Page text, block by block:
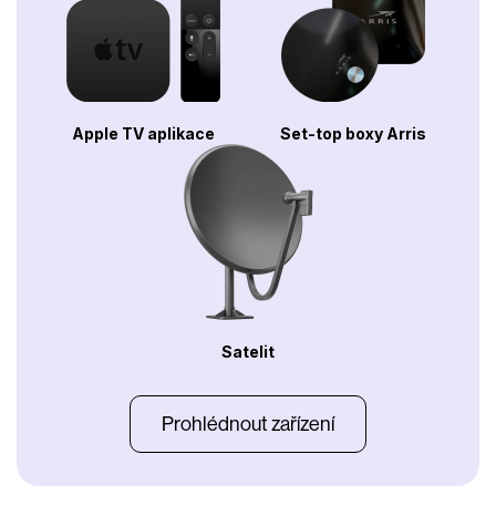
Apple TV aplikace Set-top boxy Arris
Satelit
Prohlédnout zařízení